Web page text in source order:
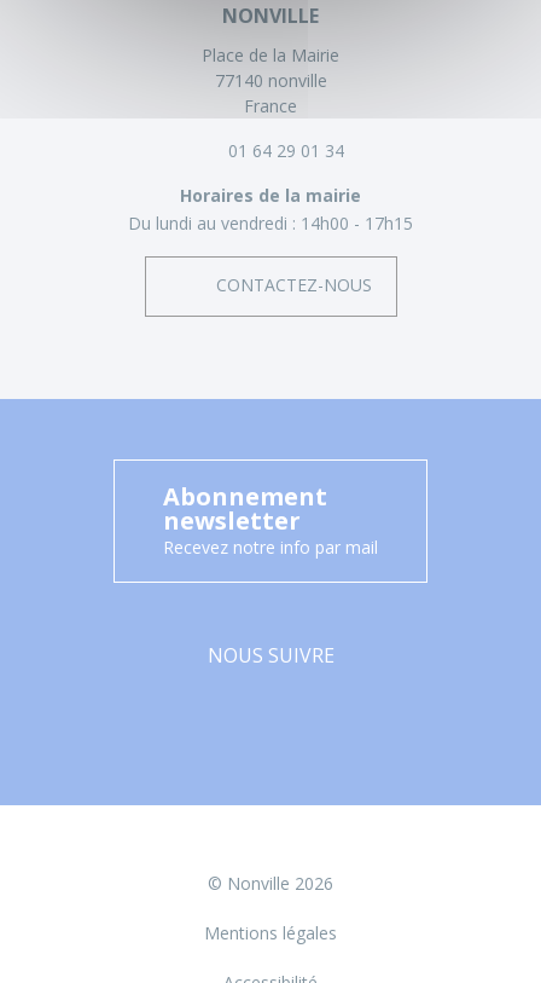
NONVILLE
Place de la Mairie
77140 nonville
France
01 64 29 01 34
Horaires de la mairie
Du lundi au vendredi : 14h00 - 17h15
CONTACTEZ-NOUS
Abonnement
newsletter
Recevez notre info par mail
NOUS SUIVRE
© Nonville 2026
Mentions légales